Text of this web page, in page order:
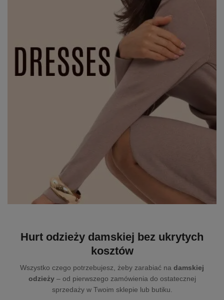
Hurt odzieży damskiej bez ukrytych
kosztów
Wszystko czego potrzebujesz, żeby zarabiać na damskiej
odzieży– od pierwszego zamówienia do ostatecznej
sprzedaży w Twoim sklepie lub butiku.